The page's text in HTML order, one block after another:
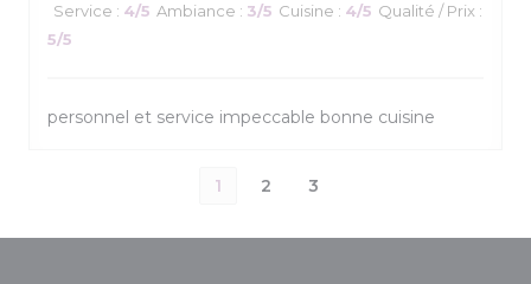
Service : 4/5 Ambiance : 3/5 Cuisine : 4/5 Qualité / Prix :
5/5
personnel et service impeccable bonne cuisine
1 2 3